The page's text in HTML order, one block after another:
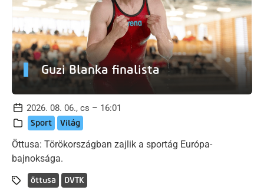
Guzi Blanka finalista
2026. 08. 06., cs – 16:01
Sport Világ
Öttusa: Törökországban zajlik a sportág Európa-
bajnoksága.
öttusa DVTK